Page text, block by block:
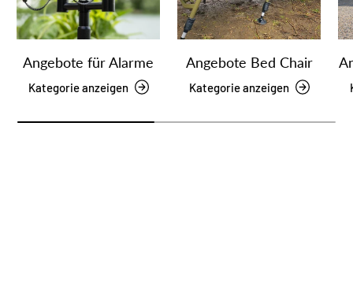
Angebote für Alarme
Kategorie anzeigen
Angebote Bed Chair
Kategorie anzeigen